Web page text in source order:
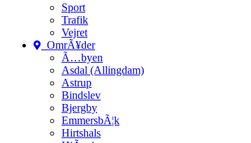
Sport
Trafik
Vejret
OmrÃ¥der
Ã…byen
Asdal (Allingdam)
Astrup
Bindslev
Bjergby
EmmersbÃ¦k
Hirtshals